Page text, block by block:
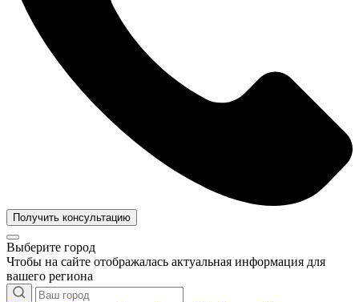
Получить консультацию
Выберите город
Чтобы на сайте отображалась актуальная информация для
вашего региона